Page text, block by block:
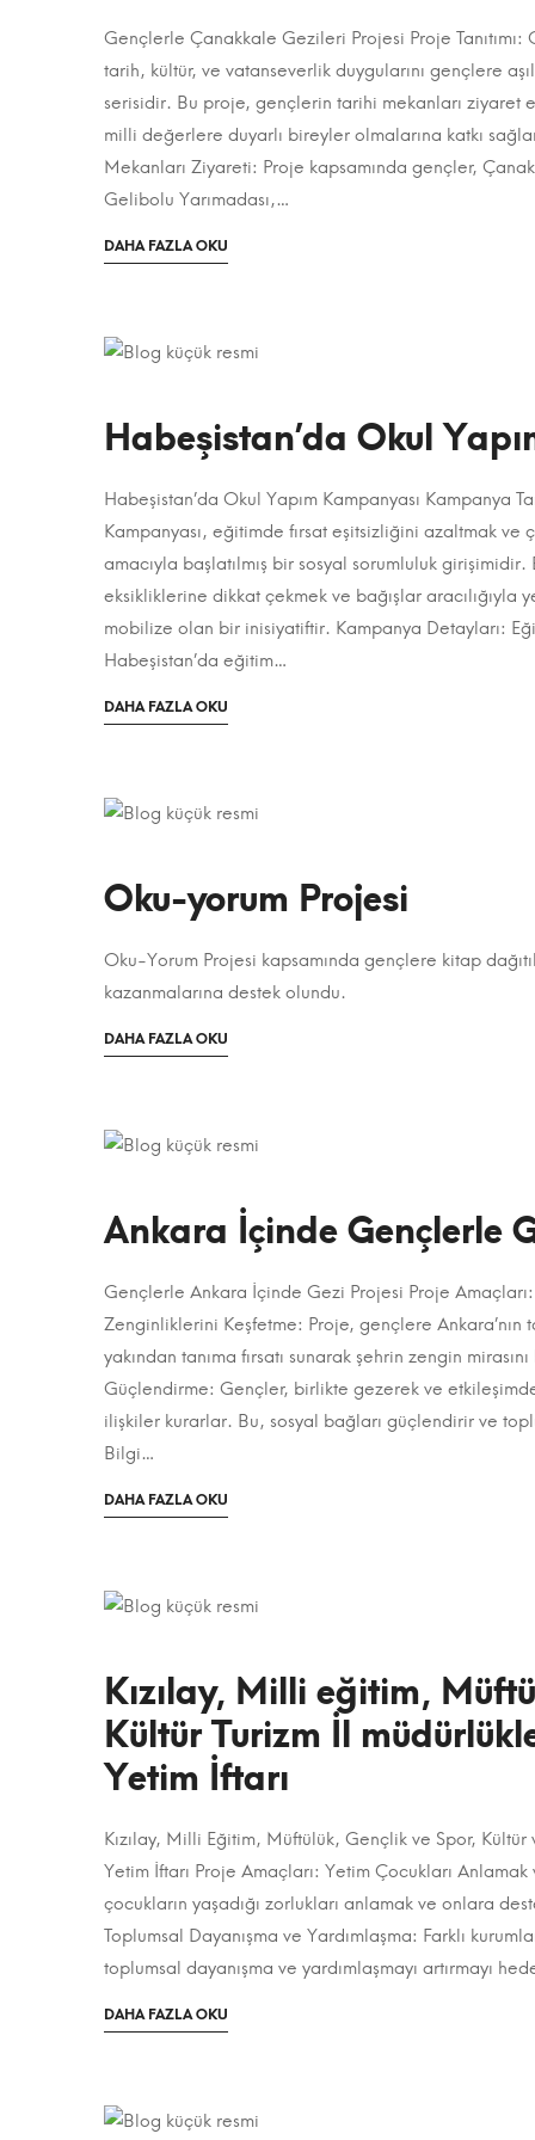
2023-
08-
12T22:08:42+03:00
Kategori:
Projeler,
Sosyal
Projeler
Gençlerle
Çanakkale
Gezileri
4
Ocak
2023-
12T22:07:02+03:00
Kategori:
Projeler,
Sosyal
Projeler
Gençlerle Çanakkale Gezileri Projesi Proje
tarih, kültür, ve vatanseverlik duygularını gençlere
serisidir. Bu proje, gençlerin tarihi mekanları
milli değerlere duyarlı bireyler olmalarına katkı
Mekanları Ziyareti: Proje kapsamında gençler,
Gelibolu Yarımadası,…
DAHA FAZLA OKU
MAKALE
Habeşistan’da Okul
Habeşistan’da
Okul
Yapım
Kampanyası
2024
08-
12T22:06:32+03:00
Kategori:
Projeler
Habeşistan’da Okul Yapım Kampanyası Kampanya
Kampanyası, eğitimde fırsat eşitsizliğini azaltmak
amacıyla başlatılmış bir sosyal sorumluluk
eksikliklerine dikkat çekmek ve bağışlar
mobilize olan bir inisiyatiftir. Kampanya Detayları:
Habeşistan’da eğitim…
DAHA FAZLA OKU
MAKALE
Oku-yorum Projesi
Oku-
yorum
Ocak
2024
2023-
08-
12T22:05:29+03:00
Kategori:
Sosyal
Oku-Yorum Projesi kapsamında gençlere kitap
kazanmalarına destek olundu.
DAHA FAZLA OKU
MAKALE
Ankara İçinde Gençlerle
Ankara
İçinde
Gençlerle
Gezi
2024
2023-
08-
12T22:04:31+03:00
Kategori:
Projeler,
Sosyal
Projeler
Gençlerle Ankara İçinde Gezi Projesi Proje Amaçları:
Zenginliklerini Keşfetme: Proje, gençlere Ankara’nın
yakından tanıma fırsatı sunarak şehrin zengin
Güçlendirme: Gençler, birlikte gezerek ve
ilişkiler kurarlar. Bu, sosyal bağları güçlendirir ve
Bilgi…
DAHA FAZLA OKU
MAKALE
Kızılay, Milli eğitim,
Kültür Turizm İl
Yetim İftarı
Kızılay,
Milli
eğitim,
Müftülük,
spor,
Kızılay, Milli Eğitim, Müftülük, Gençlik ve Spor,
Yetim İftarı Proje Amaçları: Yetim Çocukları
çocukların yaşadığı zorlukları anlamak ve onlara
Toplumsal Dayanışma ve Yardımlaşma: Farklı
toplumsal dayanışma ve yardımlaşmayı artırmayı
DAHA FAZLA OKU
MAKALE